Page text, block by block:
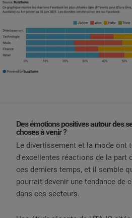
Des émotions positives autour des
choses à venir ?
Le divertissement et la mode ont
d'excellentes réactions de la part
ces derniers temps, et il semble
pourrait devenir une tendance de
dans ces secteurs.